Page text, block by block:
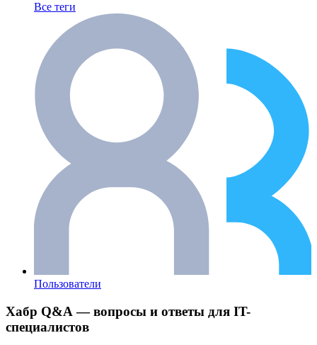
Все теги
Пользователи
Хабр Q&A — вопросы и ответы для IT-
специалистов